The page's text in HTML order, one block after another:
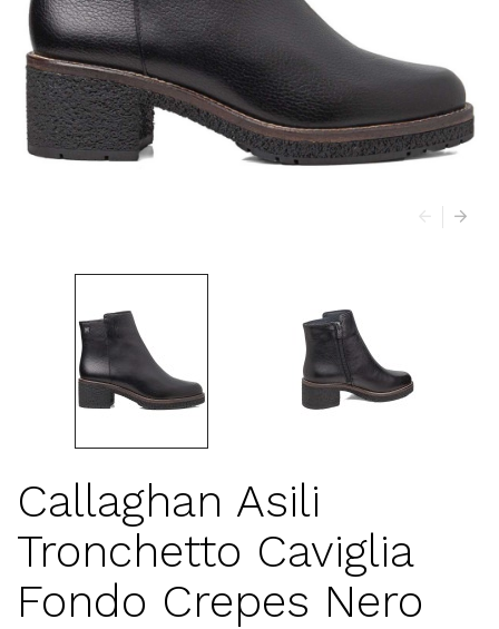
Callaghan Asili
Tronchetto Caviglia
Fondo Crepes Nero